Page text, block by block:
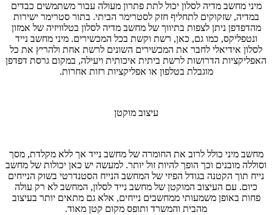
מיני מחשב מדיה לסלון יכול לתת פתרון מעולה עבור משתמשים כבדים
במדיה, שזקוקים לתחליף חזק לסטרימר הביתי. בתור סטרימר ישירות
מהדפדפן ניתן לצפות בתיווך של מחשב מדיה לסלון בטלוויזיה של אמזון
ונטפליקס, כמו גם, כאן, רשת וקשת בכל המכשירים. מיני מחשב נייד
לסלון אידיאלי לחבר את המכשירים השונים לרשת אחת ולהריץ את כל
האפליקציות הדרושות לרשת ביתית איכותית ויעילה, במקום גרסת דפדפן
מוגבלת בטלפון או אפליקציות רזות אחרות.
עיצוב מוקטן
מחשב מיני כולל לרוב את החומרה של מחשב נייד אך ללא מקלדת, מסך
וסוללה מובנים וכך הופך להיות זול יותר. למעשה יש כאן יכולות של מחשב
נייח תוך הקטנה בגודל הפיזי של המחשב הנייח הסטנדרטי בשוק הנייחים
כיום. עם העיצוב המוקטן של מחשב נייד לסלון, המחשב לא רק עולה
פחות באופן משמעותי ממחשבים נייחים, אלא גם מתאים יותר בעיצוב
מהבית והמשרד ותופס מקום קטן מאוד.